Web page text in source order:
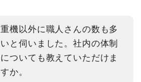
重機以外に職人さんの数も多
いと伺いました。社内の体制
についても教えていただけま
すか。